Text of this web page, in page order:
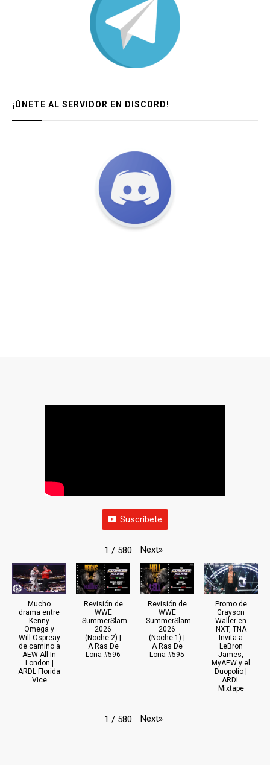
¡ÚNETE AL SERVIDOR EN DISCORD!
Suscríbete
1 / 580 Next»
Mucho
drama entre
Kenny
Omega y
Will Ospreay
de camino a
AEW All In
London |
ARDL Florida
Vice
Revisión de
WWE
SummerSlam
2026
(Noche 2) |
A Ras De
Lona #596
Revisión de
WWE
SummerSlam
2026
(Noche 1) |
A Ras De
Lona #595
Promo de
Grayson
Waller en
NXT, TNA
Invita a
LeBron
James,
MyAEW y el
Duopolio |
ARDL
Mixtape
1 / 580 Next»